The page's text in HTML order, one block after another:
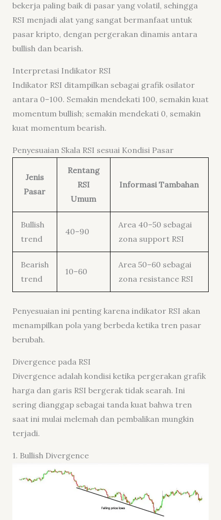
bekerja paling baik di pasar yang volatil, sehingga
RSI menjadi alat yang sangat bermanfaat untuk
pasar kripto, dengan pergerakan dinamis antara
bullish dan bearish.
Interpretasi Indikator RSI
Indikator RSI ditampilkan sebagai grafik osilator
antara 0–100. Semakin mendekati 100, semakin kuat
momentum bullish; semakin mendekati 0, semakin
kuat momentum bearish.
Penyesuaian Skala RSI sesuai Kondisi Pasar
Jenis
Pasar
Rentang
RSI
Umum
Informasi Tambahan
Bullish
trend
40–90
Area 40–50 sebagai
zona support RSI
Bearish
trend
10–60
Area 50–60 sebagai
zona resistance RSI
Penyesuaian ini penting karena indikator RSI akan
menampilkan pola yang berbeda ketika tren pasar
berubah.
Divergence pada RSI
Divergence adalah kondisi ketika pergerakan grafik
harga dan garis RSI bergerak tidak searah. Ini
sering dianggap sebagai tanda kuat bahwa tren
saat ini mulai melemah dan pembalikan mungkin
terjadi.
1. Bullish Divergence